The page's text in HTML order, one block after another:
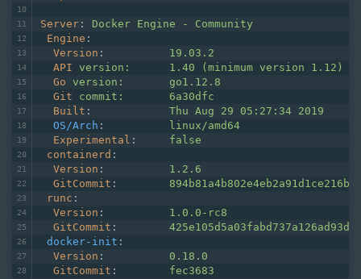
Server : Docker Engine - Community
Engine :
Version : 19.03.2
API version:      1.40 (minimum version 1.12) # 本
Go version:       go1.12.8
Git
commit:       6a30dfc
Built : Thu Aug 29 05:27:34 2019
OS/Arch :
linux/amd64
Experimental : false
containerd :
Version : 1.2.6
GitCommit :
runc :
Version : 1.0.0-rc8
GitCommit :
docker-init :
Version : 0.18.0
GitCommit : fec3683